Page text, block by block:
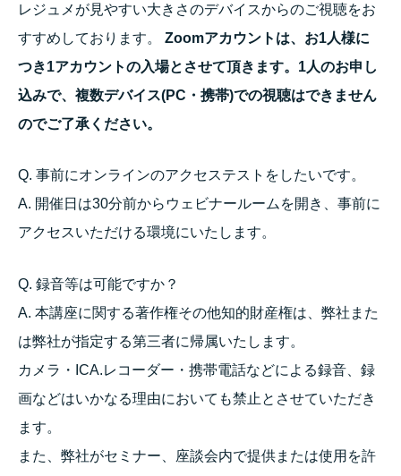
レジュメが見やすい大きさのデバイスからのご視聴をお
すすめしております。
Zoomアカウントは、お1人様に
つき1アカウントの入場とさせて頂きます。1人のお申し
込みで、複数デバイス(PC・携帯)での視聴はできません
のでご了承ください。
Q. 事前にオンラインのアクセステストをしたいです。
A. 開催日は30分前からウェビナールームを開き、事前に
アクセスいただける環境にいたします。
Q. 録音等は可能ですか？
A. 本講座に関する著作権その他知的財産権は、弊社また
は弊社が指定する第三者に帰属いたします。
カメラ・ICA.レコーダー・携帯電話などによる録音、録
画などはいかなる理由においても禁止とさせていただき
ます。
また、弊社がセミナー、座談会内で提供または使用を許